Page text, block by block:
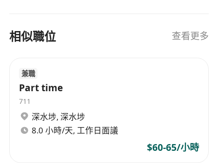
相似職位 查看更多
兼職
Part time
711
深水埗, 深水埗
8.0 小時/天, 工作日面議
$60-65/小時